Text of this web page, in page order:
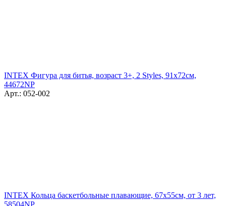
INTEX Фигура для битья, возраст 3+, 2 Styles, 91х72см,
44672NP
Арт.: 052-002
INTEX Кольца баскетбольные плавающие, 67х55см, от 3 лет,
58504NP